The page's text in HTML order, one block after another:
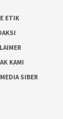
ETIK
KAMI
SIBER